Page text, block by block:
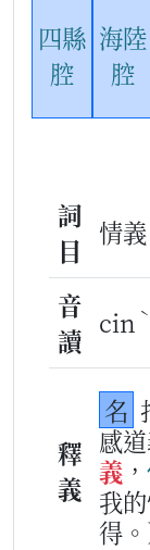
四縣
腔
海陸
腔
詞
目
情義
音
讀
cin ˋ
釋
義
名
感道
義 ，
我
得。